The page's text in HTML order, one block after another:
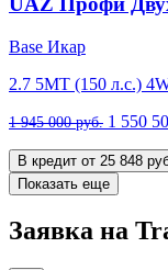
Base Икар
2.7 5MT (150 л.с.)
1 945 000 руб. 1 550
В кредит от 25
Показать еще
Заявка на